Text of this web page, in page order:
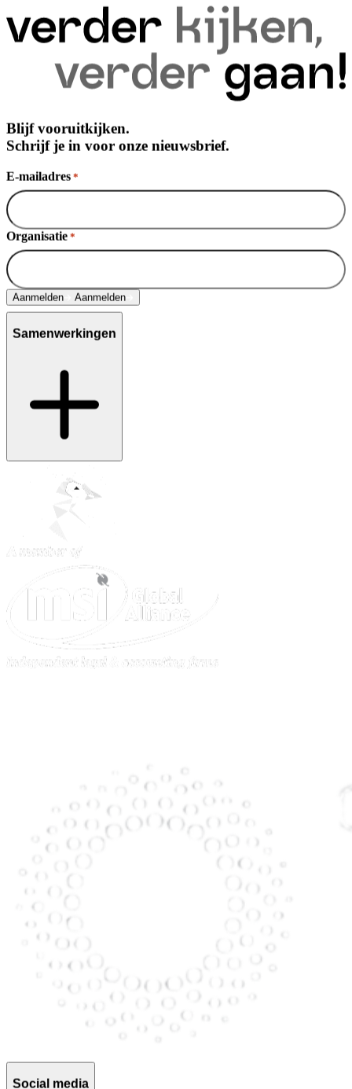
Blijf vooruitkijken.
Schrijf je in voor onze nieuwsbrief.
E-mailadres *
Organisatie *
Aanmelden Aanmelden
Samenwerkingen
Social media